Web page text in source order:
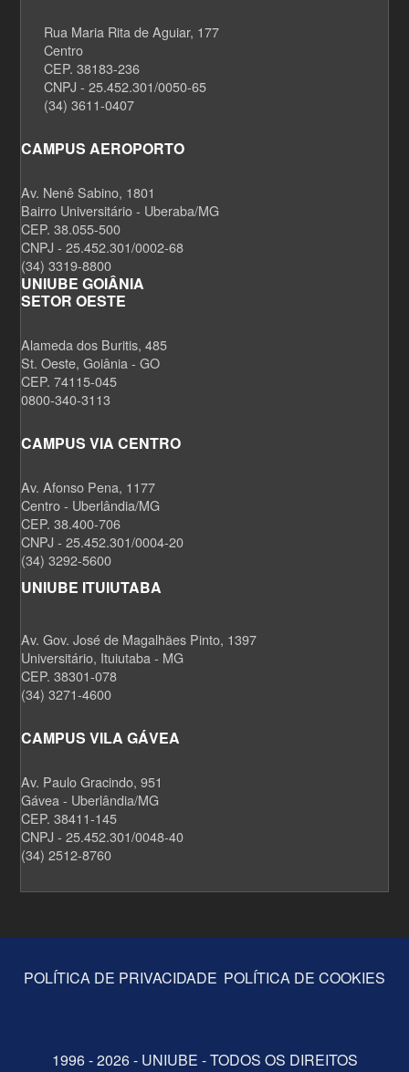
Rua Maria Rita de Aguiar, 177
Centro
CEP. 38183-236
CNPJ - 25.452.301/0050-65
(34) 3611-0407
CAMPUS AEROPORTO
Av. Nenê Sabino, 1801
Bairro Universitário - Uberaba/MG
CEP. 38.055-500
CNPJ - 25.452.301/0002-68
(34) 3319-8800
UNIUBE GOIÂNIA
SETOR OESTE
Alameda dos Buritis, 485
St. Oeste, Goiânia - GO
CEP. 74115-045
0800-340-3113
CAMPUS VIA CENTRO
Av. Afonso Pena, 1177
Centro - Uberlândia/MG
CEP. 38.400-706
CNPJ - 25.452.301/0004-20
(34) 3292-5600
UNIUBE ITUIUTABA
Av. Gov. José de Magalhães Pinto, 1397
Universitário, Ituiutaba - MG
CEP. 38301-078
(34) 3271-4600
CAMPUS VILA GÁVEA
Av. Paulo Gracindo, 951
Gávea - Uberlândia/MG
CEP. 38411-145
CNPJ - 25.452.301/0048-40
(34) 2512-8760
POLÍTICA DE PRIVACIDADE POLÍTICA DE COOKIES
1996 - 2026 - UNIUBE - TODOS OS DIREITOS